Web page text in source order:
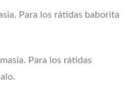
Para los rátidas baborita
Para los rátidas